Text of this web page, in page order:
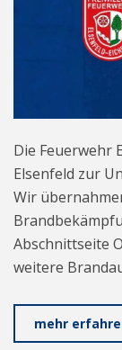
Die Feuerwehr
Elsenfeld zur
Wir
Abschnittseite
weitere
mehr